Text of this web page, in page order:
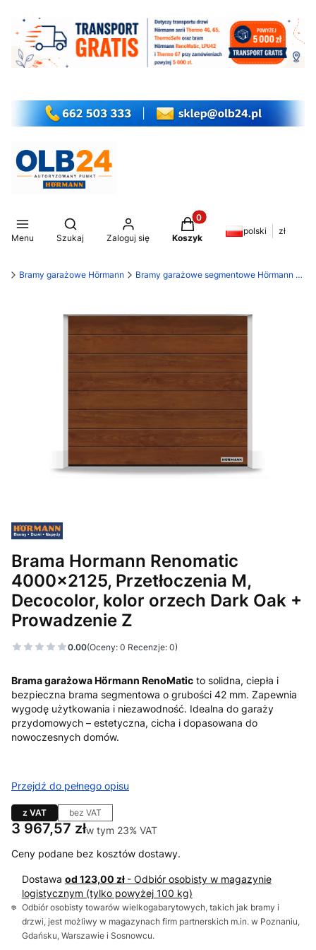
Menu
Otwórz wyszukiwarkę
Szukaj Zaloguj się
Produkty w koszyku: 0.
Koszyk
polski zł
Bramy garażowe Hörmann Bramy garażowe segmentowe Hörmann RenoMatic
Brama Hormann Renomatic
4000x2125, Przetłoczenia M,
Decocolor, kolor orzech Dark Oak +
Prowadzenie Z
0.00(Oceny: 0 Recenzje: 0)
Brama garażowa Hörmann RenoMatic to solidna, ciepła i
bezpieczna brama segmentowa o grubości 42 mm. Zapewnia
wygodę użytkowania i niezawodność. Idealna do garaży
przydomowych – estetyczna, cicha i dopasowana do
nowoczesnych domów.
Przejdź do pełnego opisu
z VAT bez VAT
Cena
3 967,57 złw tym 23% VAT
w tym 23% VAT
Ceny podane bez kosztów dostawy.
Dostawa od 123,00 zł - Odbiór osobisty w magazynie
logistycznym (tylko powyżej 100 kg)
Odbiór osobisty towarów wielkogabarytowych, takich jak bramy i
drzwi, jest możliwy w magazynach firm partnerskich m.in. w Poznaniu,
Gdańsku, Warszawie i Sosnowcu.